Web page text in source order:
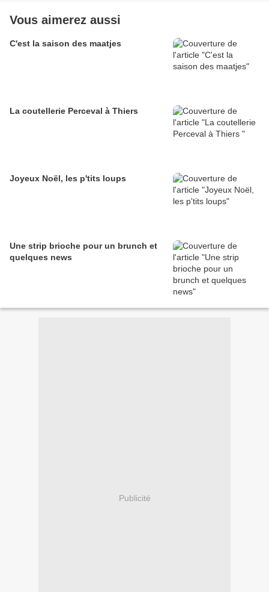
Vous aimerez aussi
C'est la saison des maatjes
La coutellerie Perceval à Thiers
Joyeux Noël, les p'tits loups
Une strip brioche pour un brunch et
quelques news
Publicité